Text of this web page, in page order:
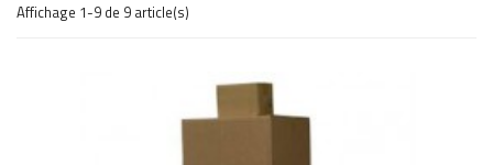
Affichage 1-9 de 9 article(s)